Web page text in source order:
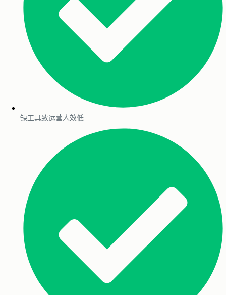
缺工具致运营人效低